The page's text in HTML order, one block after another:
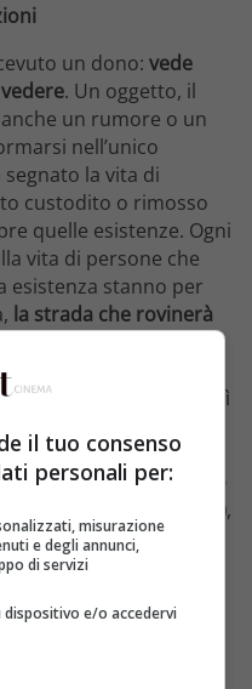
un dono: vede
. Un oggetto, il
un rumore o un
nell’unico
la vita di
custodito o rimosso
quelle esistenze. Ogni
vita di persone che
esistenza stanno per
la strada che rovinerà
a fare la scelta
via la propria vita così
Un compito difficile
a fare
e che sarà reso
(
),
e che sembra
le ruote.
il tuo consenso
personali per:
misurazione
e degli annunci,
di servizi
e/o accedervi